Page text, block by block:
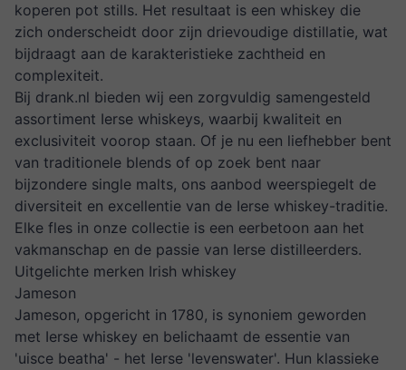
koperen pot stills. Het resultaat is een whiskey die
zich onderscheidt door zijn drievoudige distillatie, wat
bijdraagt aan de karakteristieke zachtheid en
complexiteit.
Bij drank.nl bieden wij een zorgvuldig samengesteld
assortiment Ierse whiskeys, waarbij kwaliteit en
exclusiviteit voorop staan. Of je nu een liefhebber bent
van traditionele blends of op zoek bent naar
bijzondere single malts, ons aanbod weerspiegelt de
diversiteit en excellentie van de Ierse whiskey-traditie.
Elke fles in onze collectie is een eerbetoon aan het
vakmanschap en de passie van Ierse distilleerders.
Uitgelichte merken Irish whiskey
Jameson
Jameson, opgericht in 1780, is synoniem geworden
met Ierse whiskey en belichaamt de essentie van
'uisce beatha' - het Ierse 'levenswater'. Hun klassieke